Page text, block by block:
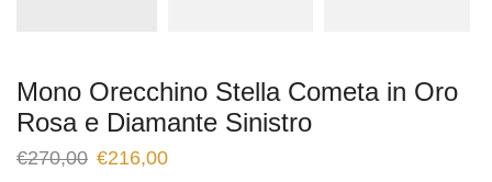
Mono Orecchino Stella Cometa in Oro
Rosa e Diamante Sinistro
€270,00 €216,00